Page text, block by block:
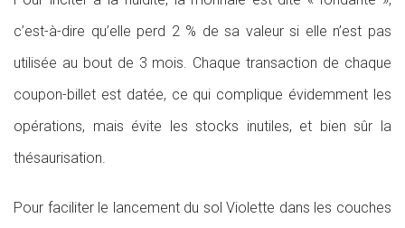
c’est-à-dire qu’elle perd 2 % de sa valeur si elle n’est pas
utilisée au bout de 3 mois. Chaque transaction de chaque
coupon-billet est datée, ce qui complique évidemment les
opérations, mais évite les stocks inutiles, et bien sûr la
thésaurisation.
Pour faciliter le lancement du sol Violette dans les couches